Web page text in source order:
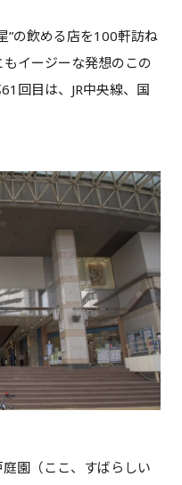
”の飲める店を100軒訪ね
イージーな発想のこの
回目は、JR中央線、国
園（ここ、すばらしい